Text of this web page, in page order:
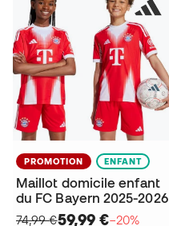
PROMOTION ENFANT
Maillot domicile enfant
du FC Bayern 2025-2026
74,99 €59,99 €−20%